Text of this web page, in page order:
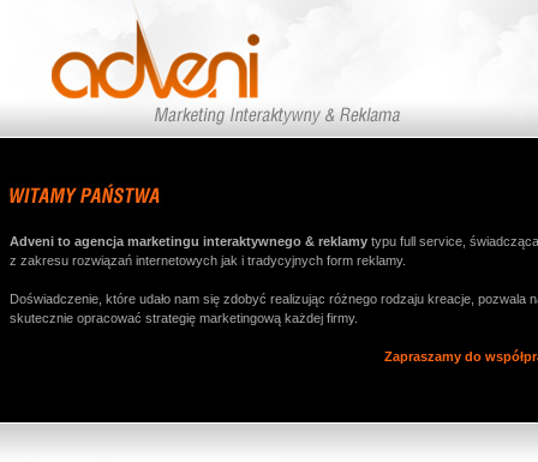
Adveni to agencja marketingu interaktywnego & reklamy typu full service, świadcząca
z zakresu rozwiązań internetowych jak i tradycyjnych form reklamy.
Doświadczenie, które udało nam się zdobyć realizując różnego rodzaju kreacje, pozwala
skutecznie opracować strategię marketingową każdej firmy.
Zapraszamy do